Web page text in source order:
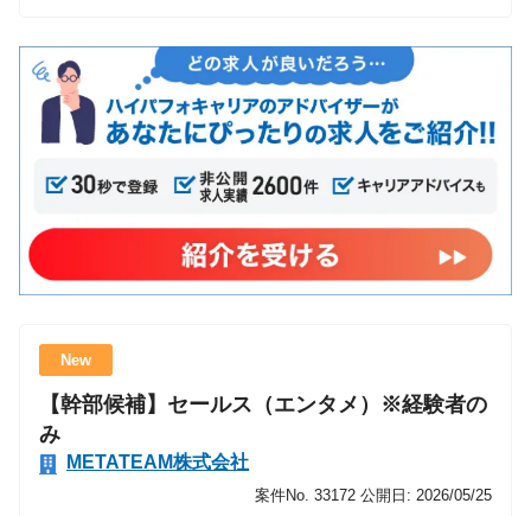
営幹部候補として、事業戦略立案・事業拡大もお任せ
していく想定です ■ 入社後の研修体制 １．入社オリエ
ンテーション（入社日／1日座学） ２．OJT研修（入
しています ３．上長との月次1on1 ※月1で本部長
面も多くあります その他にも、商談前の事前
MTG実施など、随時 社内でのナレッジ共有を行って
マネジメント力が身に付きます！ ２．大手企業の役
員・DX事業責任者クラスとの商談機会が多く、「価値
ある仕事」を自ら生み出す面白さがあります！ ３．少
数精鋭チームを牽引いただくなかで、キャリアの選択
New
【幹部候補】セールス（エンタメ）※経験者の
み
METATEAM株式会社
案件No. 33172 公開日: 2026/05/25
エンジニアからコンサル
ポストコンサル
未経験からコンサル
コンサルティング